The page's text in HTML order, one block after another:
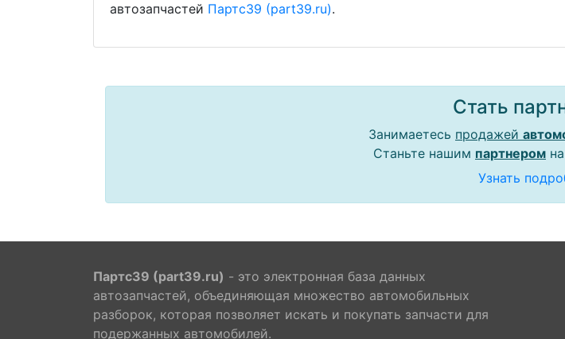
автозапчастей Партс39 (part39.ru).
Стать
Занимаетесь продажей
Станьте нашим партнером
Узнать
Партс39 (part39.ru) - это электронная база данных
автозапчастей, объединяющая множество автомобильных
разборок, которая позволяет искать и покупать запчасти для
подержанных автомобилей.